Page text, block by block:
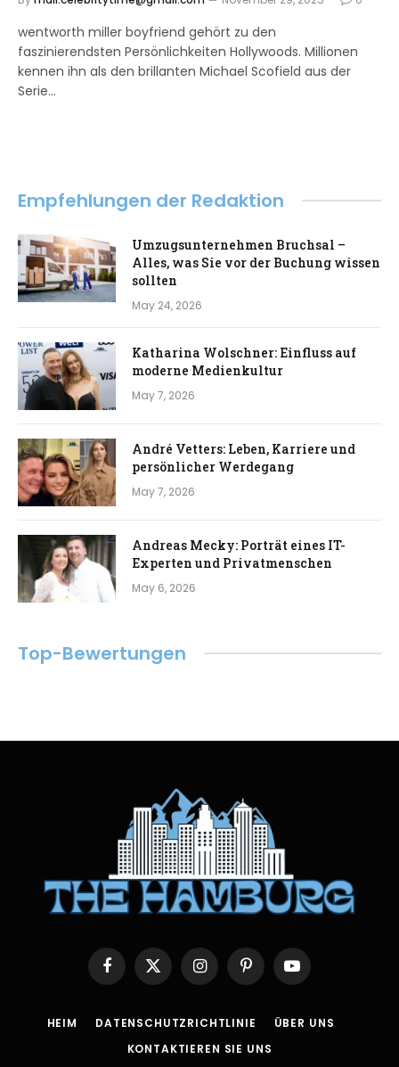
wentworth miller boyfriend gehört zu den
faszinierendsten Persönlichkeiten Hollywoods. Millionen
kennen ihn als den brillanten Michael Scofield aus der
Serie…
Empfehlungen der Redaktion
Umzugsunternehmen Bruchsal –
Alles, was Sie vor der Buchung wissen
sollten
May 24, 2026
Katharina Wolschner: Einfluss auf
moderne Medienkultur
May 7, 2026
André Vetters: Leben, Karriere und
persönlicher Werdegang
May 7, 2026
Andreas Mecky: Porträt eines IT-
Experten und Privatmenschen
May 6, 2026
Top-Bewertungen
Facebook
X
(Twitter)
InstagramPinterestYouTube
HEIM DATENSCHUTZRICHTLINIE
ÜBER UNS
KONTAKTIEREN SIE UNS